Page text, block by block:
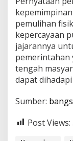
pemulihan
kepercayaan
jajarannya
pemerintahan
tengah
dapat
Sumber:
Post Views: